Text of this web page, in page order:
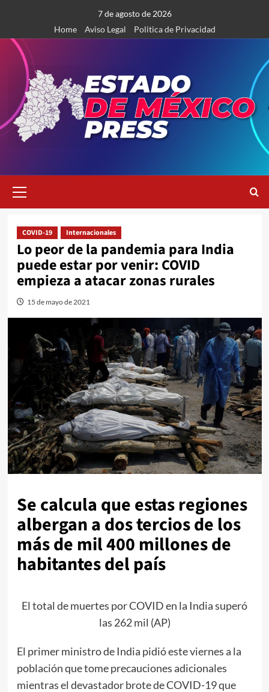
contenido
7 de agosto de 2026
Home
Aviso Legal Politica de Privacidad
primario
COVID-19 Internacionales
Lo peor de la pandemia para India
puede estar por venir: COVID
empieza a atacar zonas rurales
15 de mayo de 2021
Se calcula que estas regiones
albergan a dos tercios de los
más de mil 400 millones de
habitantes del país
El total de muertes por COVID en la India superó
las 262 mil (AP)
El primer ministro de India pidió este viernes a la
población que tome precauciones adicionales
mientras el devastador brote de COVID-19 que